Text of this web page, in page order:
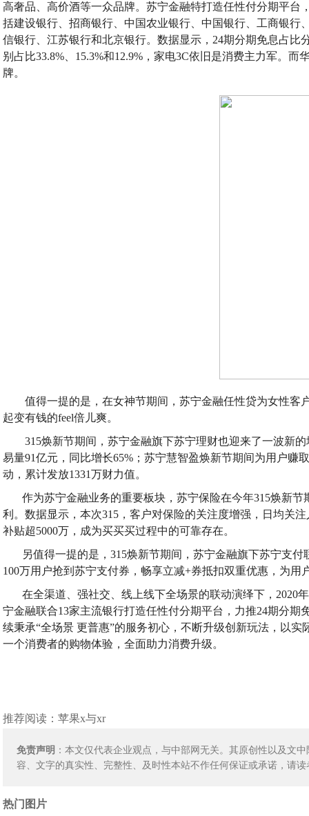
高奢品、高价酒等一众品牌。苏宁金融特打造任性付分期平
括建设银行、招商银行、中国农业银行、中国银行、工商银
信银行、江苏银行和北京银行。数据显示，24期分期免息占
别占比33.8%、15.3%和12.9%，家电3C依旧是消费主力军。而
牌。
值得一提的是，在女神节期间，苏宁金融任性贷为女性客
起变有钱的feel倍儿爽。
315焕新节期间，苏宁金融旗下苏宁理财也迎来了一波新
易量91亿元，同比增长65%；苏宁慧智盈焕新节期间为用户赚
动，累计发放1331万财力值。
作为苏宁金融业务的重要板块，苏宁保险在今年315焕新
利。数据显示，本次315，客户对保险的关注度增强，日均关
补贴超5000万，成为买买买过程中的可靠存在。
另值得一提的是，315焕新节期间，苏宁金融旗下苏宁支
100万用户抢到苏宁支付券，畅享立减+券抵扣双重优惠，为用
在全渠道、强社交、线上线下全场景的联动演绎下，2020
宁金融联合13家主流银行打造任性付分期平台，力推24期分
续秉承“全场景 更普惠”的服务初心，不断升级创新玩法，以
一个消费者的购物体验，全面助力消费升级。
推荐阅读：苹果x与xr
免责声明 ：本文仅代表企业观点，与中部网无关。其原创性以及文
容、文字的真实性、完整性、及时性本站不作任何保证或承诺，请
热门图片